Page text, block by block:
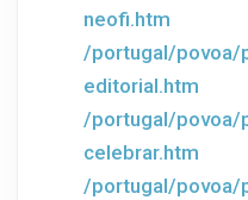
neofi.htm
/portugal/povoa/
editorial.htm
/portugal/povoa/
celebrar.htm
/portugal/povoa/